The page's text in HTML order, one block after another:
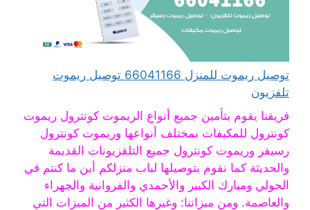
توصيل ريموت للمنزل 66041166 توصيل ريموت
تلفزيون
فريقنا يقوم بتأمين جميع أنواع الريموت كونترول ريموت
كونترول للمكيفات بمختلف أنواعها وريموت كونترول
رسيفر وريموت كونترول جميع التلفزيونات القديمة
والحديثة كما نقوم بتوصيلها لباب منزلكم أين ما كنتم في
الحولي ومبارك الكبير والأحمدي والفروانية والجهراء
والعاصمة. ومن ميزاتنا: وغيرها الكثير من الميزات التي